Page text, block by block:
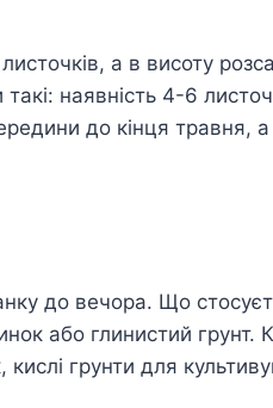
а в висоту
наявність 4-6
до кінця травня,
до вечора. Що
або глинистий грунт.
грунти для